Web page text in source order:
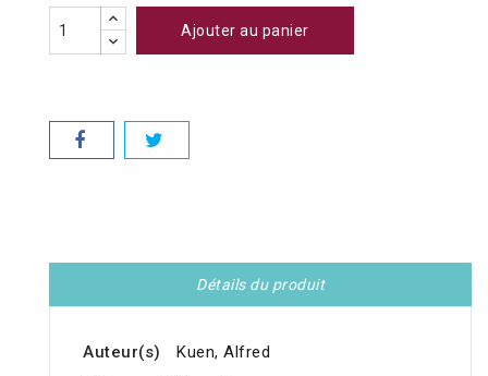
Ajouter au panier
Détails du produit
Auteur(s)
Kuen, Alfred